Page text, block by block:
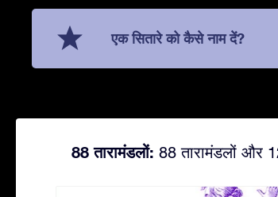
एक सितारे को कैसे नाम दें?
88 तारामंडलों: 88 तारामंडलों और